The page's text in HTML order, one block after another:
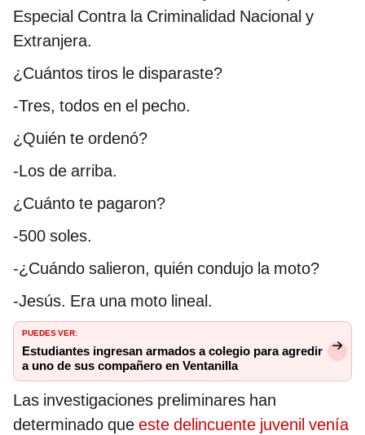
Especial Contra la Criminalidad Nacional y
Extranjera.
¿Cuántos tiros le disparaste?
-Tres, todos en el pecho.
¿Quién te ordenó?
-Los de arriba.
¿Cuánto te pagaron?
-500 soles.
-¿Cuándo salieron, quién condujo la moto?
-Jesús. Era una moto lineal.
PUEDES VER:
Estudiantes ingresan armados a colegio para agredir
a uno de sus compañero en Ventanilla
Las investigaciones preliminares han
determinado que este delincuente juvenil venía